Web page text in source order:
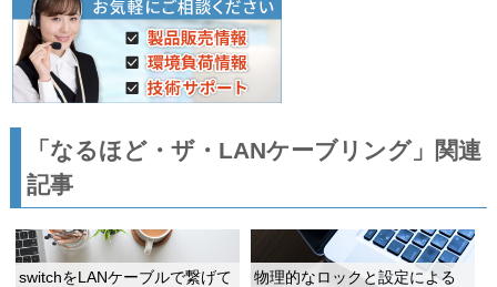
「なるほど・ザ・LANケーブリング」関連
記事
switchをLANケーブルで繋げて
物理的なロックと設定による